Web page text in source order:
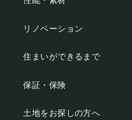
リノベーション
住まいができるまで
保証・保険
土地をお探しの方へ